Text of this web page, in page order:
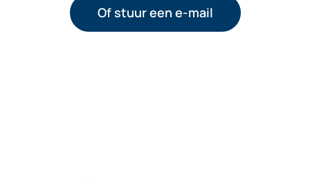
Of stuur een e-mail